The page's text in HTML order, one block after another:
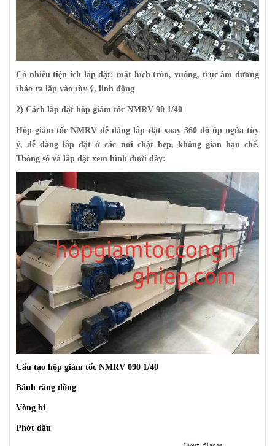
Có nhiều tiện ích lắp đặt: mặt bích tròn, vuông, trục âm dương
tháo ra lắp vào tùy ý, linh động
2) Cách lắp đặt hộp giảm tốc NMRV 90 1/40
Hộp giảm tốc NMRV dễ dàng lắp đặt xoay 360 độ úp ngửa tùy
ý, dễ dàng lắp đặt ở các nơi chật hẹp, không gian hạn chế.
Thông số và lắp đặt xem hình dưới đây:
Cấu tạo hộp giảm tốc NMRV 090 1/40
Bánh răng đồng
Vòng bi
Phớt dầu